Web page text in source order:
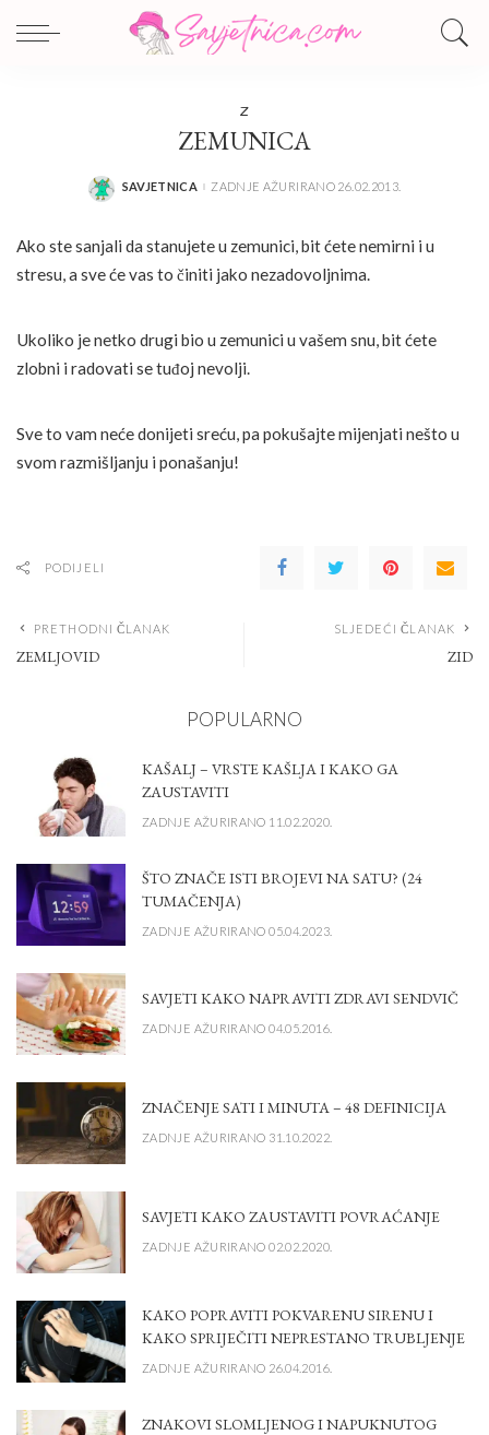
Z
ZEMUNICA
POSTED
SAVJETNICA ZADNJE AŽURIRANO 26.02.2013.
Ako ste sanjali da stanujete u zemunici, bit ćete nemirni i u
stresu, a sve će vas to činiti jako nezadovoljnima.
Ukoliko je netko drugi bio u zemunici u vašem snu, bit ćete
zlobni i radovati se tuđoj nevolji.
Sve to vam neće donijeti sreću, pa pokušajte mijenjati nešto u
svom razmišljanju i ponašanju!
PODIJELI
PRETHODNI ČLANAK
ZEMLJOVID
SLJEDEĆI ČLANAK
ZID
POPULARNO
KAŠALJ – VRSTE KAŠLJA I KAKO GA
ZAUSTAVITI
ZADNJE AŽURIRANO 11.02.2020.
ŠTO ZNAČE ISTI BROJEVI NA SATU? (24
TUMAČENJA)
ZADNJE AŽURIRANO 05.04.2023.
SAVJETI KAKO NAPRAVITI ZDRAVI SENDVIČ
ZADNJE AŽURIRANO 04.05.2016.
ZNAČENJE SATI I MINUTA – 48 DEFINICIJA
ZADNJE AŽURIRANO 31.10.2022.
SAVJETI KAKO ZAUSTAVITI POVRAĆANJE
ZADNJE AŽURIRANO 02.02.2020.
KAKO POPRAVITI POKVARENU SIRENU I
KAKO SPRIJEČITI NEPRESTANO TRUBLJENJE
ZADNJE AŽURIRANO 26.04.2016.
ZNAKOVI SLOMLJENOG I NAPUKNUTOG